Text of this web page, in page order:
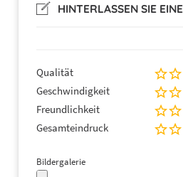
HINTERLASSEN SIE
Qualität
Geschwindigkeit
Freundlichkeit
Gesamteindruck
Bildergalerie